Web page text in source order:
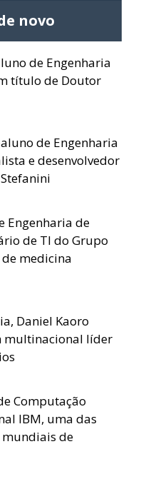
novo
de Engenharia
título de Doutor
de Engenharia
e desenvolvedor
Engenharia de
de TI do Grupo
medicina
Daniel Kaoro
multinacional líder
Computação
IBM, uma das
de